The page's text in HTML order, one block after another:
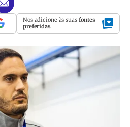
Nos adicione às suas fontes
preferidas